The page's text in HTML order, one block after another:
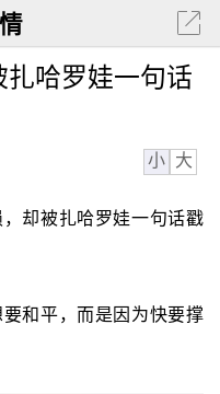
哈罗娃一句话
小 大
却被扎哈罗娃一句话戳
和平，而是因为快要撑